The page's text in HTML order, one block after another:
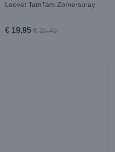
Leovet TamTam Zomerspray
€ 19,95 € 25,45